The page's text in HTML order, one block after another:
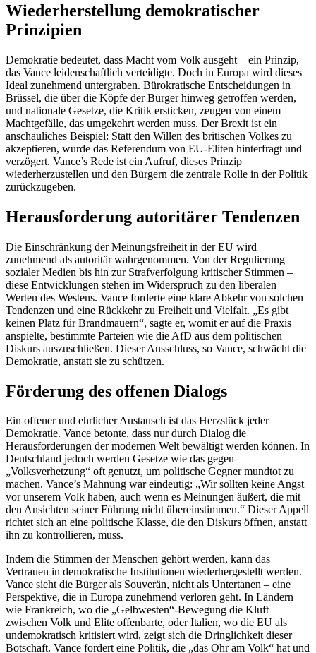
Wiederherstellung demokratischer
Prinzipien
Demokratie bedeutet, dass Macht vom Volk ausgeht – ein Prinzip,
das Vance leidenschaftlich verteidigte. Doch in Europa wird dieses
Ideal zunehmend untergraben. Bürokratische Entscheidungen in
Brüssel, die über die Köpfe der Bürger hinweg getroffen werden,
und nationale Gesetze, die Kritik ersticken, zeugen von einem
Machtgefälle, das umgekehrt werden muss. Der Brexit ist ein
anschauliches Beispiel: Statt den Willen des britischen Volkes zu
akzeptieren, wurde das Referendum von EU-Eliten hinterfragt und
verzögert. Vance’s Rede ist ein Aufruf, dieses Prinzip
wiederherzustellen und den Bürgern die zentrale Rolle in der Politik
zurückzugeben.
Herausforderung autoritärer Tendenzen
Die Einschränkung der Meinungsfreiheit in der EU wird
zunehmend als autoritär wahrgenommen. Von der Regulierung
sozialer Medien bis hin zur Strafverfolgung kritischer Stimmen –
diese Entwicklungen stehen im Widerspruch zu den liberalen
Werten des Westens. Vance forderte eine klare Abkehr von solchen
Tendenzen und eine Rückkehr zu Freiheit und Vielfalt. „Es gibt
keinen Platz für Brandmauern“, sagte er, womit er auf die Praxis
anspielte, bestimmte Parteien wie die AfD aus dem politischen
Diskurs auszuschließen. Dieser Ausschluss, so Vance, schwächt die
Demokratie, anstatt sie zu schützen.
Förderung des offenen Dialogs
Ein offener und ehrlicher Austausch ist das Herzstück jeder
Demokratie. Vance betonte, dass nur durch Dialog die
Herausforderungen der modernen Welt bewältigt werden können. In
Deutschland jedoch werden Gesetze wie das gegen
„Volksverhetzung“ oft genutzt, um politische Gegner mundtot zu
machen. Vance’s Mahnung war eindeutig: „Wir sollten keine Angst
vor unserem Volk haben, auch wenn es Meinungen äußert, die mit
den Ansichten seiner Führung nicht übereinstimmen.“ Dieser Appell
richtet sich an eine politische Klasse, die den Diskurs öffnen, anstatt
ihn zu kontrollieren, muss.
Indem die Stimmen der Menschen gehört werden, kann das
Vertrauen in demokratische Institutionen wiederhergestellt werden.
Vance sieht die Bürger als Souverän, nicht als Untertanen – eine
Perspektive, die in Europa zunehmend verloren geht. In Ländern
wie Frankreich, wo die „Gelbwesten“-Bewegung die Kluft
zwischen Volk und Elite offenbarte, oder Italien, wo die EU als
undemokratisch kritisiert wird, zeigt sich die Dringlichkeit dieser
Botschaft. Vance fordert eine Politik, die „das Ohr am Volk“ hat und